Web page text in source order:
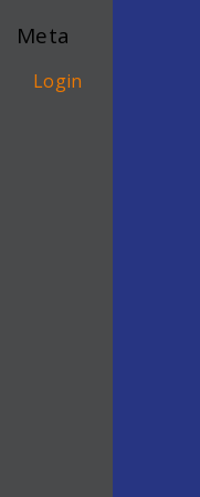
Meta
Login